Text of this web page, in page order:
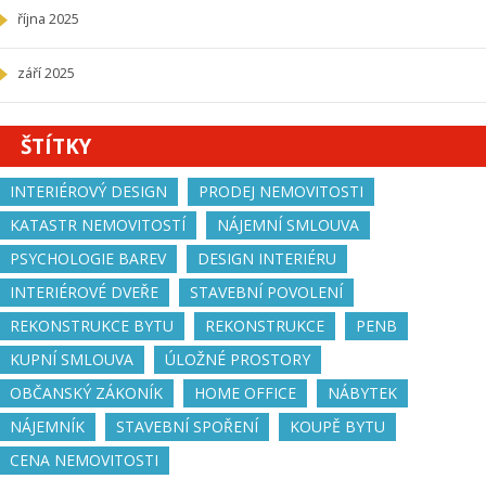
října 2025
září 2025
ŠTÍTKY
INTERIÉROVÝ DESIGN
PRODEJ NEMOVITOSTI
KATASTR NEMOVITOSTÍ
NÁJEMNÍ SMLOUVA
PSYCHOLOGIE BAREV
DESIGN INTERIÉRU
INTERIÉROVÉ DVEŘE
STAVEBNÍ POVOLENÍ
REKONSTRUKCE BYTU
REKONSTRUKCE
PENB
KUPNÍ SMLOUVA
ÚLOŽNÉ PROSTORY
OBČANSKÝ ZÁKONÍK
HOME OFFICE
NÁBYTEK
NÁJEMNÍK
STAVEBNÍ SPOŘENÍ
KOUPĚ BYTU
CENA NEMOVITOSTI